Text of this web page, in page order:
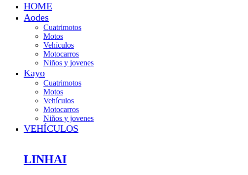
HOME
Aodes
Cuatrimotos
Motos
Vehículos
Motocarros
Niños y jovenes
Kayo
Cuatrimotos
Motos
Vehículos
Motocarros
Niños y jovenes
VEHÍCULOS
LINHAI